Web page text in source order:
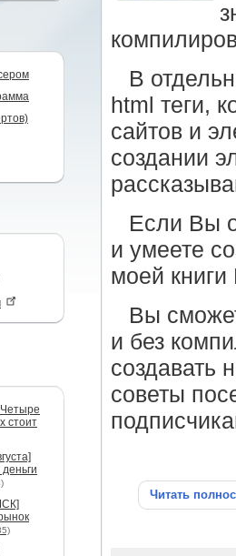
стоит
В
html теги,
сайтов и
создании
Если Вы
и умеете
моей
Вы
и без
создавать
советы
Читать